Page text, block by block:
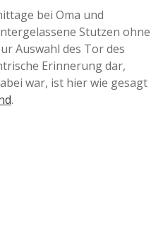
bei Oma und
Stutzen ohne
Auswahl des Tor des
Erinnerung dar,
war, ist hier wie gesagt
.